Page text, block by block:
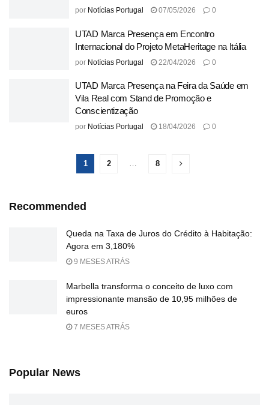
por Notícias Portugal 07/05/2026 0
UTAD Marca Presença em Encontro
Internacional do Projeto MetaHeritage na Itália
por Notícias Portugal 22/04/2026 0
UTAD Marca Presença na Feira da Saúde em
Vila Real com Stand de Promoção e
Conscientização
por Notícias Portugal 18/04/2026 0
1 2 … 8
Recommended
Queda na Taxa de Juros do Crédito à Habitação:
Agora em 3,180%
9 MESES ATRÁS
Marbella transforma o conceito de luxo com
impressionante mansão de 10,95 milhões de
euros
7 MESES ATRÁS
Popular News